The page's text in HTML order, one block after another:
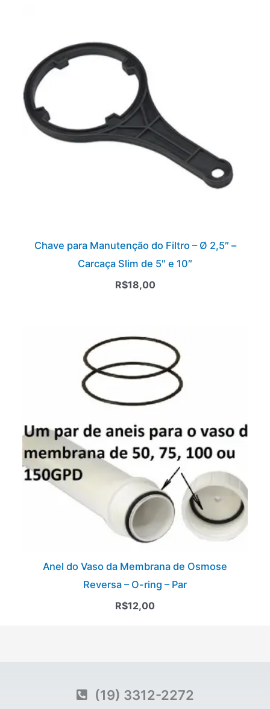
Chave para Manutenção do Filtro – Ø 2,5″ –
Carcaça Slim de 5″ e 10″
R$18,00
Anel do Vaso da Membrana de Osmose
Reversa – O-ring – Par
R$12,00
(19) 3312-2272